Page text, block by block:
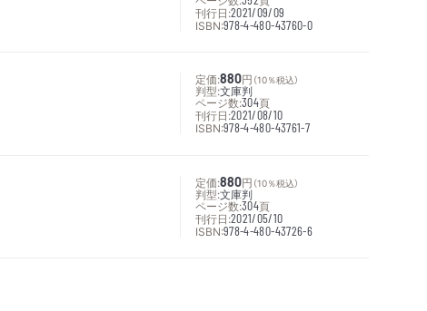
刊行日:2021/09/09
ISBN:978-4-480-43760-0
定価:880円 （10％税込）
判型:文庫判
ページ数:304頁
刊行日:2021/08/10
ISBN:978-4-480-43761-7
定価:880円 （10％税込）
判型:文庫判
ページ数:304頁
刊行日:2021/05/10
ISBN:978-4-480-43726-6